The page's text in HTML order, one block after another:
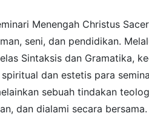
Menengah Christus
seni, dan pendidikan.
Sintaksis dan Gramatika,
dan estetis para
sebuah tindakan
dan dialami secara bersama.